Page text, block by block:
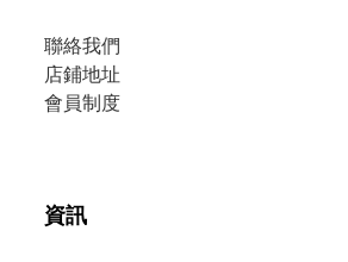
聯絡我們
店鋪地址
會員制度
資訊